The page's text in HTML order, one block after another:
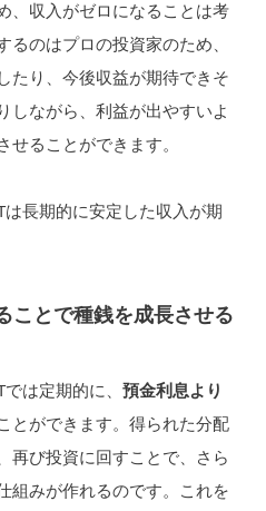
、収入がゼロになることは考
のはプロの投資家のため、
たり、今後収益が期待できそ
しながら、利益が出やすいよ
ることができます。
は長期的に安定した収入が期
ことで種銭を成長させる
は定期的に、 預金利息より
とができます。得られた分配
再び投資に回すことで、さら
組みが作れるのです。これを